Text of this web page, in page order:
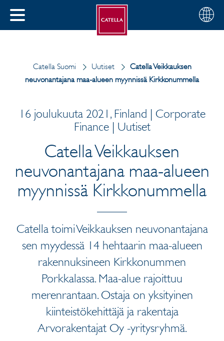
SULJE
Valitse
alue
Suomi
Catella Suomi Uutiset
Catella Veikkauksen
neuvonantajana maa-alueen myynnissä Kirkkonummella
16 joulukuuta 2021, Finland | Corporate
Finance | Uutiset
Catella Veikkauksen
neuvonantajana maa-alueen
myynnissä Kirkkonummella
Catella toimi Veikkauksen neuvonantajana
sen myydessä 14 hehtaarin maa-alueen
rakennuksineen Kirkkonummen
Porkkalassa. Maa-alue rajoittuu
merenrantaan. Ostaja on yksityinen
kiinteistökehittäjä ja rakentaja
Arvorakentajat Oy -yritysryhmä.